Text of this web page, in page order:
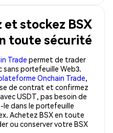
et stockez BSX
toute sécurité
Trade permet de trader
sans portefeuille Web3.
Onchain Trade,
de contrat et confirmez
USDT, pas besoin de
dans le portefeuille
Achetez BSX en toute
ou conserver votre BSX